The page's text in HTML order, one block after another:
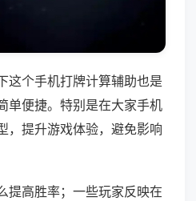
这个手机打牌计算辅助也是
单便捷。特别是在大家手机
，提升游戏体验，避免影响
提高胜率；一些玩家反映在